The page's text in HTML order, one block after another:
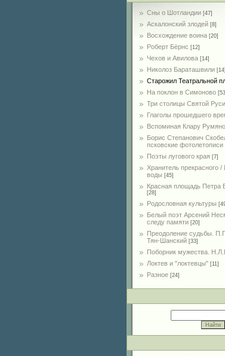
Сны о Шотландии [47]
Аскалонский злодей [8]
Восхождение воина [20]
Роберт Бёрнс [12]
Чехов и Авилова [14]
Николоз Бараташвили [14]
Cтарожил Театральной
На поклон в Симоново
Три столицы Святой Руси
Глаголы прошедшего
Вспоминая Клару
Борис Степанович
псковские фотолетописи
Поэты лугового края [7]
Хранитель прекрасного
воды [45]
Красная площадь Петра
[28]
Родословная культуры
Белый поэт Арсений
следу памяти [20]
Преодоление судьбы.
Тян-Шанский [33]
Поборник мужества.
Локтев и "локтевцы" [11]
Разное [24]